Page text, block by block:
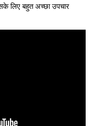
लिए बहुत अच्छा उपचार